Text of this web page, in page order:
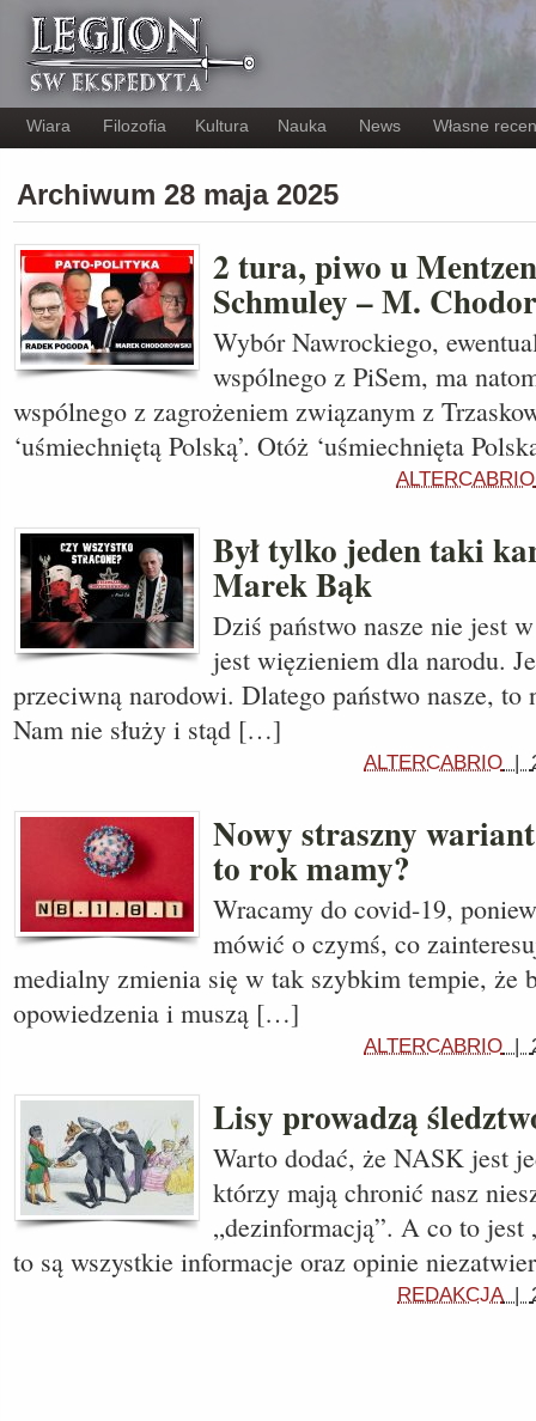
Wiara Filozofia Kultura Nauka News Własne
Archiwum 28 maja 2025
2 tura, piwo u
Schmuley – M.
Wybór Nawrockiego,
wspólnego z PiSem, ma
wspólnego z zagrożeniem związanym z
‘uśmiechniętą Polską’. Otóż ‘uśmiechnięta
ALTERCABRIO
Był tylko jeden taki
Marek Bąk
Dziś państwo nasze nie jest
jest więzieniem dla narodu.
przeciwną narodowi. Dlatego państwo nasze, to
Nam nie służy i stąd […]
ALTERCABRIO |
Nowy straszny
to rok mamy?
Wracamy do covid-19,
mówić o czymś, co
medialny zmienia się w tak szybkim tempie, że
opowiedzenia i muszą […]
ALTERCABRIO |
Lisy prowadzą
Warto dodać, że NASK jest
którzy mają chronić nasz
„dezinformacją”. A co to jest
to są wszystkie informacje oraz opinie
REDAKCJA|